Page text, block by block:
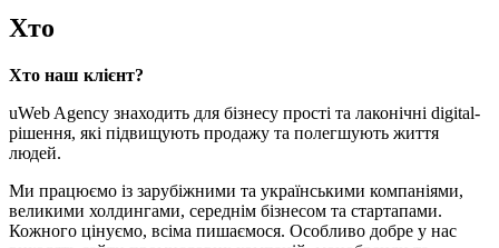
Хто
Хто наш клієнт?
uWeb Agency знаходить для бізнесу прості та лаконічні digital-
рішення, які підвищують продажу та полегшують життя
людей.
Ми працюємо із зарубіжними та українськими компаніями,
великими холдингами, середнім бізнесом та стартапами.
Кожного цінуємо, всіма пишаємося. Особливо добре у нас